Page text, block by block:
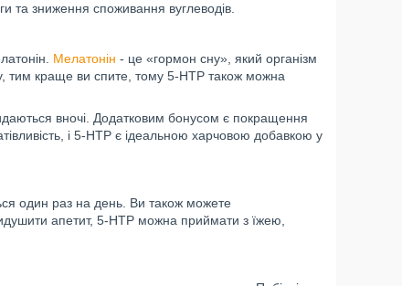
та зниження споживання вуглеводів.
Мелатонін - це «гормон сну», який організм
тим краще ви спите, тому 5-HTP також можна
вночі. Додатковим бонусом є покращення
і 5-HTP є ідеальною харчовою добавкою у
один раз на день. Ви також можете
апетит, 5-HTP можна приймати з їжею,